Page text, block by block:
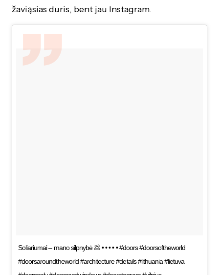
žaviąsias duris, bent jau Instagram.
Soliariumai – mano silpnybė 💩 • • • • • #doors #doorsoftheworld
#doorsaroundtheworld #architecture #details #lithuania #lietuva